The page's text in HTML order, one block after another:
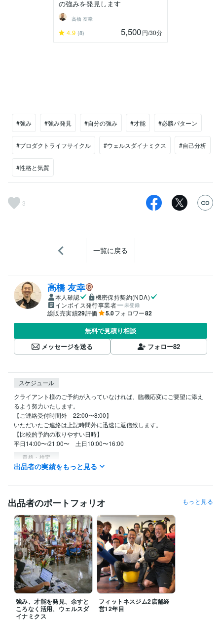
の強みを発見します
高橋 友幸
4.9 (8) 5,500円/30分
#強み #強み発見 #自分の強み #才能 #必勝パターン
#プロダクトライフサイクル #ウェルスダイナミクス #自己分析
#性格と気質
3
一覧に戻る
高橋 友幸
本人確認
機密保持契約(NDA)
インボイス発行事業者
未登録
総販売実績29評価 5.0フォロワー82
無料で見積り相談
メッセージを送る
フォロー82
スケジュール
クライアント様のご予約が入っていなければ、臨機応変にご要望に添え
るよう努力いたします。
【ご連絡受付時間外　22:00〜8:00】
いただいたご連絡は上記時間外に迅速に返信致します。
【比較的予約の取りやすい日時】
平日14:00〜/21:00〜　土日10:00〜16:00
資格・検定
ウェルスダイナミクスプラクティショナー
ウェルスダイナミクスコンサルタント 取得年 : 2017年
ウェルスダイナミクストレーナー（資格発行者）
ウェルスダイナミクスアンバサダー（日本に6人） 取得年 : 2020年
得意分野
ビジネス代行・事務代行 独立起業 副業、複業 ビジネスの強み、才
能診断 独立から起業までの伴走
独立起業 副業 複業 自己分析 強み 才能 キャリア
仕事
働きがい
生きがい
学習指導・資格・キャリア相談 転職、適職 コーチ、カウンセラー起
業 ビジネスの強み、才能診断 キャリア、転職に関する壁打ち相手に
転職 適職 自己分析 強み 才能 キャリア 仕事 相談
生きがい
出品者の実績をもっと見る
出品者のポートフォリオ もっと見る
強み、才能を発見、余すと
ころなく活用、ウェルスダ
イナミクス
フィットネスジム2店舗経
営12年目